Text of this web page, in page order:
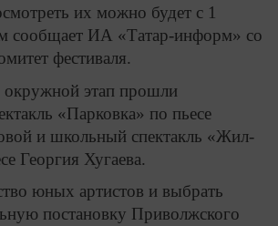
их можно будет с 1
сообщает ИА «Татар-информ» со
фестиваля.
окружной этап прошли
«Парковка» по пьесе
и школьный спектакль «Жил-
Георгия Хугаева.
юных артистов и выбрать
постановку Приволжского